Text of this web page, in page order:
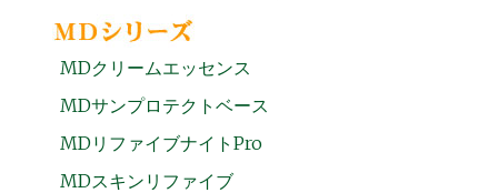
MDクリームエッセンス
MDサンプロテクトベース
MDリファイブナイトPro
MDスキンリファイブ